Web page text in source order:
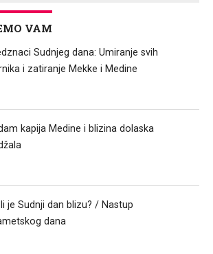
VAM
Sudnjeg dana: Umiranje svih
i zatiranje Mekke i Medine
kapija Medine i blizina dolaska
je Sudnji dan blizu? / Nastup
dana